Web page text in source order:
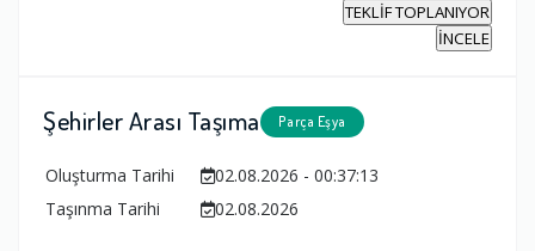
TEKLİF TOPLANIYOR
İNCELE
Şehirler Arası Taşıma Parça Eşya
Oluşturma Tarihi
02.08.2026 - 00:37:13
Taşınma Tarihi
02.08.2026